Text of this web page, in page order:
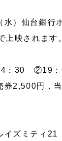
水）仙台銀
上映されます。
：30 ②19
券2,500円，
イズミティ21